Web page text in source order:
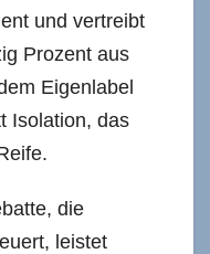
und vertreibt
Prozent aus
Eigenlabel
Isolation, das
die
leistet